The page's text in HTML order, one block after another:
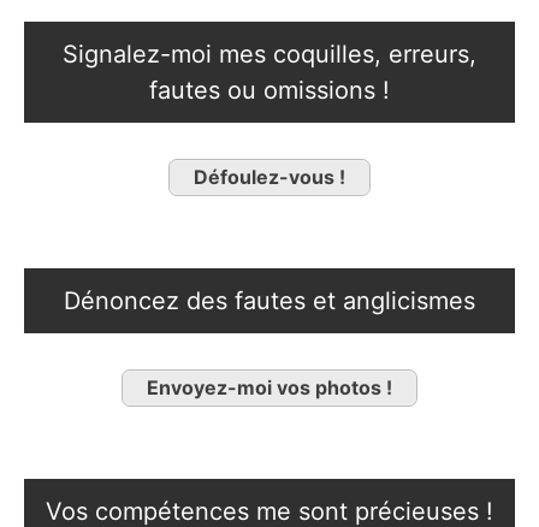
Signalez-moi mes coquilles, erreurs,
fautes ou omissions !
Défoulez-vous !
Dénoncez des fautes et anglicismes
Envoyez-moi vos photos !
Vos compétences me sont précieuses !